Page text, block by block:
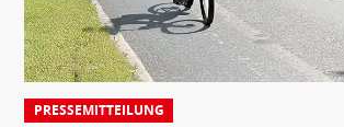
PRESSEMITTEILUNG